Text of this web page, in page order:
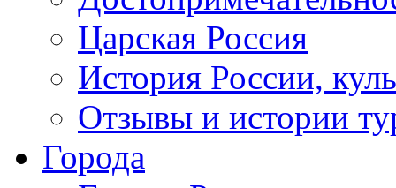
Царская Россия
История России,
Отзывы и истории
Города